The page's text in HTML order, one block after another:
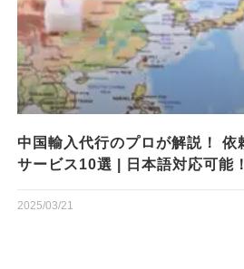
中国輸入代行のプロが解説！ 依
サービス10選 | 日本語対応可能！
2025/03/21